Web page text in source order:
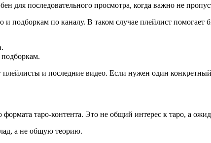
для последовательного просмотра, когда важно не
подборкам по каналу. В таком случае плейлист
и последние видео. Если нужен один
формата таро-контента. Это не общий интерес к таро, а
а не общую теорию.